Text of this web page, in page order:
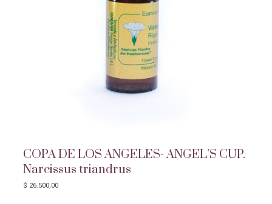
COPA DE LOS ANGELES- ANGEL’S CUP.
Narcissus triandrus
$ 26.500,00